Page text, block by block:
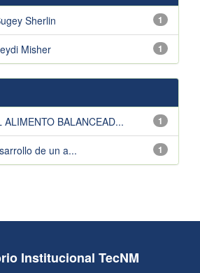
1
Sherlin
1
Misher
1
ALIMENTO BALANCEAD...
1
de un a...
Institucional TecNM